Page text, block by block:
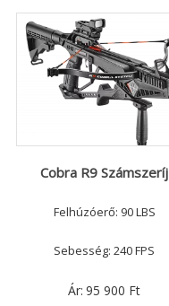
Cobra R9 Számszeríj
Felhúzóerő: 90 LBS
Sebesség: 240 FPS
Ár: 95 900 Ft